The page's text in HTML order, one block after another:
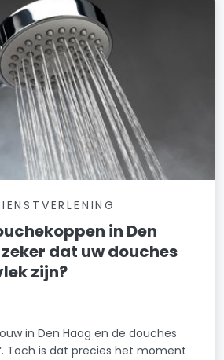
in Den
dat uw douches
zijn?
in Den Haag en de douches
Toch is dat precies het moment